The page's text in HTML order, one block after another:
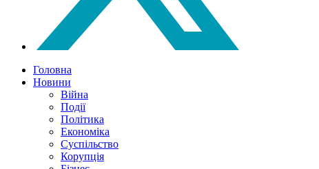
Головна
Новини
Війна
Події
Політика
Економіка
Суспільство
Корупція